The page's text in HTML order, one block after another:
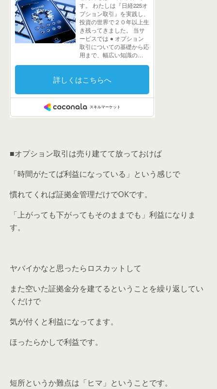
■オプション取引は売り建てて放っておけば
「時間がたてば利益になっている」という感じで
慣れてくれば証拠金管理だけでOKです。
「上がっても下がってもそのままでも」利益になりま
す。
ヤバイかなと思ったらロスカットして
また空いた証拠金分を建てるということを繰り返してい
くだけで
気が付くと利益になってます。
ほったらかしで利益です。
短所というか難点は「ヒマ」ということです。